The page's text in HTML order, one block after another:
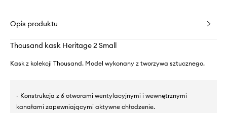
Opis produktu
Thousand kask Heritage 2 Small
Kask z kolekcji Thousand. Model wykonany z tworzywa sztucznego.
- Konstrukcja z 6 otworami wentylacyjnymi i wewnętrznymi
kanałami zapewniającymi aktywne chłodzenie.